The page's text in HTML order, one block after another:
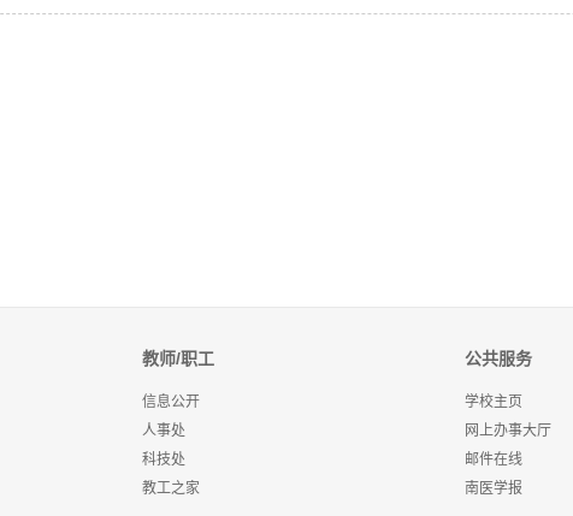
教师/职工
信息公开
人事处
科技处
教工之家
公共服务
学校主页
网上办事大厅
邮件在线
南医学报